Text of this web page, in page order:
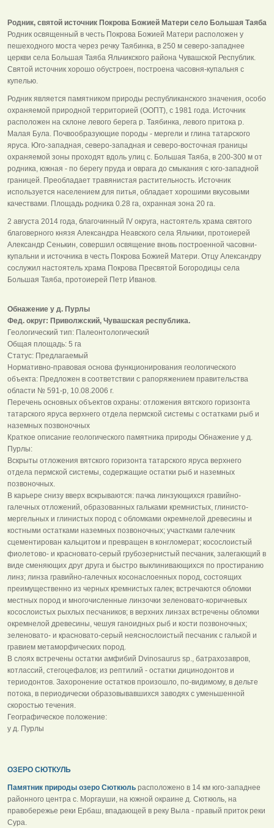
Родник, святой источник Покрова Божией Матери село Большая Таяба
Родник освященный в честь Покрова Божией Матери расположен у
пешеходного моста через речку Таябинка, в 250 м северо-западнее
церкви села Большая Таяба Яльчикского района Чувашской Республик.
Святой источник хорошо обустроен, построена часовня-купальня с
купелью.
Родник является памятником природы республиканского значения, особо
охраняемой природной территорией (ООПТ), с 1981 года. Источник
расположен на склоне левого берега р. Таябинка, левого притока р.
Малая Була. Почвообразующие породы - мергели и глина татарского
яруса. Юго-западная, северо-западная и северо-восточная границы
охраняемой зоны проходят вдоль улиц с. Большая Таяба, в 200-300 м от
родника, южная - по берегу пруда и оврага до смыкания с юго-западной
границей. Преобладает травянистая растительность. Источник
используется населением для питья, обладает хорошими вкусовыми
качествами. Площадь родника 0.28 га, охранная зона 20 га.
2 августа 2014 года, благочинный IV округа, настоятель храма святого
благоверного князя Александра Неавского села Яльчики, протоиерей
Александр Сенькин, совершил освящение вновь построенной часовни-
купальни и источника в честь Покрова Божией Матери. Отцу Александру
сослужил настоятель храма Покрова Пресвятой Богородицы села
Большая Таяба, протоиерей Петр Иванов.
Обнажение у д. Пурлы
Фед. округ: Приволжский, Чувашская республика.
Геологический тип: Палеонтологический
Общая площадь: 5 га
Статус: Предлагаемый
Нормативно-правовая основа функционирования геологического
объекта: Предложен в соответствии с рапоряжением правительства
области № 591-р, 10.08.2006 г.
Перечень основных объектов охраны: отложения вятского горизонта
татарского яруса верхнего отдела пермской системы с остатками рыб и
наземных позвоночных
Краткое описание геологического памятника природы Обнажение у д.
Пурлы:
Вскрыты отложения вятского горизонта татарского яруса верхнего
отдела пермской системы, содержащие остатки рыб и наземных
позвоночных.
В карьере снизу вверх вскрываются: пачка линзующихся гравийно-
галечных отложений, образованных гальками кремнистых, глинисто-
мергельных и глинистых пород с обломками окремнелой древесины и
костными остатками наземных позвоночных; участками галечник
сцементирован кальцитом и превращен в конгломерат; косослоистый
фиолетово- и красновато-серый грубозернистый песчаник, залегающий в
виде сменяющих друг друга и быстро выклинивающихся по простиранию
линз; линза гравийно-галечных косонаслоенных пород, состоящих
преимущественно из черных кремнистых галек; встречаются обломки
местных пород и многочисленные линзочки зеленовато-коричневых
косослоистых рыхлых песчаников; в верхних линзах встречены обломки
окремнелой древесины, чешуя ганоидных рыб и кости позвоночных;
зеленовато- и красновато-серый неяснослоистый песчаник с галькой и
гравием метаморфических пород.
В слоях встречены остатки амфибий Dvinosaurus sp., батрахозавров,
котлассий, стегоцефалов; из рептилий - остатки дицинодонтов и
териодонтов. Захоронение остатков произошло, по-видимому, в дельте
потока, в периодически образовывавшихся заводях с уменьшенной
скоростью течения.
Географическое положение:
у д. Пурлы
ОЗЕРО СЮТКУЛЬ
Памятник природы озеро Сюткюль расположено в 14 км юго-западнее
районного центра с. Моргауши, на южной окраине д. Сюткюль, на
правобережье реки Ербаш, впадающей в реку Выла - правый приток реки
Сура.